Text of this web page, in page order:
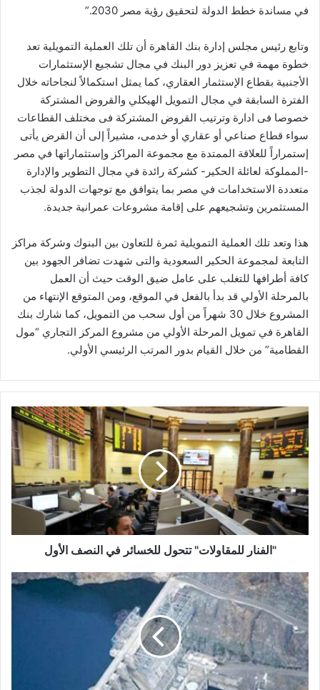
في مساندة خطط الدولة لتحقيق رؤية مصر 2030.”
وتابع رئيس مجلس إدارة بنك القاهرة أن تلك العملية التمويلية تعد
خطوة مهمة في تعزيز دور البنك في مجال تشجيع الإستثمارات
الأجنبية بقطاع الإستثمار العقاري، كما يمثل استكمالاً لنجاحاته خلال
الفترة السابقة في مجال التمويل الهيكلي والقروض المشتركة
خصوصا فى ادارة وترتيب القروض المشتركة فى مختلف القطاعات
سواء قطاع صناعي أو عقاري أو خدمى، مشيراً إلى أن القرض يأتى
إستمراراً للعلاقة الممتدة مع مجموعة المراكز وإستثماراتها في مصر
-المملوكة لعائلة الحكير- كشركة رائدة في مجال التطوير والإدارة
متعددة الاستخدامات في مصر بما يتوافق مع توجهات الدولة لجذب
المستثمرين وتشجيعهم على إقامة مشروعات عمرانية جديدة.
هذا وتعد تلك العملية التمويلية ثمرة للتعاون بين البنوك وشركة مراكز
التابعة لمجموعة الحكير السعودية والتى شهدت تضافر الجهود بين
كافة أطرافها للتغلب على عامل ضيق الوقت حيث أن العمل
بالمرحلة الأولي قد بدأ بالفعل في الموقع، ومن المتوقع الإنتهاء من
المشروع خلال 30 شهراً من أول سحب من التمويل، كما شارك بنك
القاهرة في تمويل المرحلة الأولي من مشروع المركز التجاري “مول
القطامية” من خلال القيام بدور المرتب الرئيسي الأولي.
"الفنار
للمقاولات"
تتحول
للخسائر
في
النصف
الأول
"الفنار للمقاولات" تتحول للخسائر في النصف الأول
تعليق
مفاوضات
سد
النهضة
أسبوعا
"للتشاور"